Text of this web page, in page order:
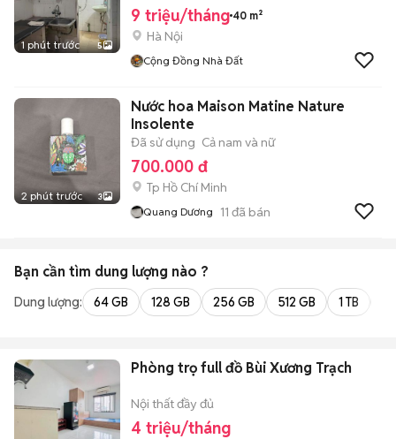
1 phút trước 5
9 triệu/tháng 40 m²
Hà Nội
Cộng Đồng Nhà Đất
2 phút trước 3
Nước hoa Maison Matine Nature
Insolente
Đã sử dụng Cả nam và nữ
700.000 đ
Tp Hồ Chí Minh
Quang Dương 11 đã bán
Bạn cần tìm dung lượng nào ?
Dung lượng: 64 GB 128 GB 256 GB 512 GB 1 TB
Phòng trọ full đồ Bùi Xương Trạch
Nội thất đầy đủ
4 triệu/tháng